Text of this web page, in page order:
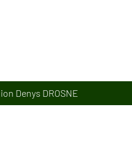
Denys DROSNE